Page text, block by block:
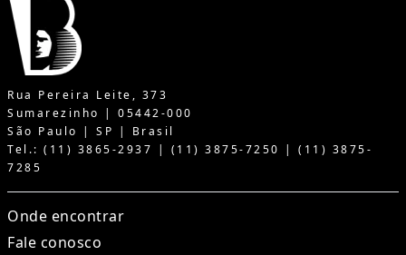
Rua Pereira Leite, 373
Sumarezinho | 05442-000
São Paulo | SP | Brasil
Tel.: (11) 3865-2937 | (11) 3875-7250 | (11) 3875-
7285
Onde encontrar
Fale conosco